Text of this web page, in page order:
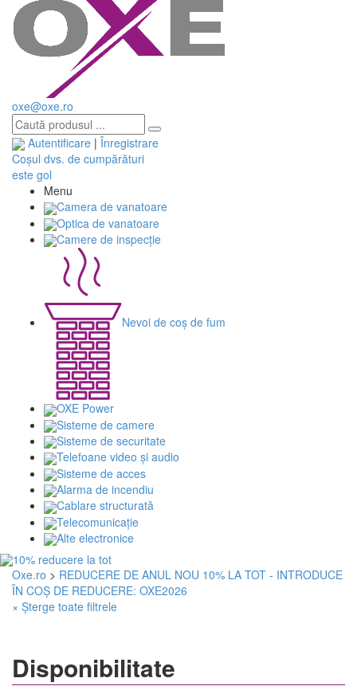
oxe@oxe.ro
Autentificare | Înregistrare
Coșul dvs. de cumpărături
este gol
Menu
Camera de vanatoare
Optica de vanatoare
Camere de inspecție
Nevoi de coș de fum
OXE Power
Sisteme de camere
Sisteme de securitate
Telefoane video și audio
Sisteme de acces
Alarma de incendiu
Cablare structurată
Telecomunicaţie
Alte electronice
Oxe.ro > REDUCERE DE ANUL NOU 10% LA TOT - INTRODUCE
ÎN COȘ DE REDUCERE: OXE2026
× Șterge toate filtrele
Disponibilitate